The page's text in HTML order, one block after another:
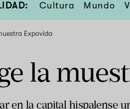
Cultura Mundo
Expovida
la
en la capital hispalense